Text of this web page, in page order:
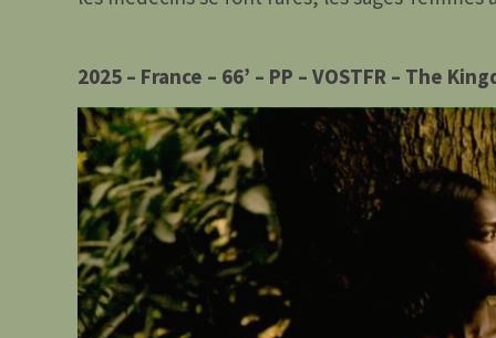
2025 – France – 66’ – PP – VOSTFR – The